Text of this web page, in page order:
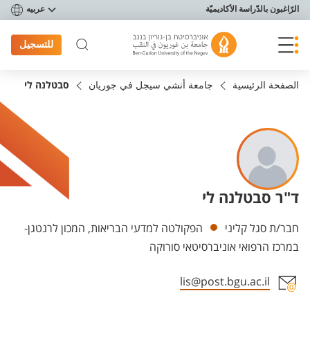
תפריט נגישות
الرّاغبون بالدّراسة الأكاديميّة عربيه
للتسجيل
الصفحة الرئيسية جامعة أنشي سيجل في جوريان סבטלנה לי
ד"ר סבטלנה לי
Departments
חבר/ת סגל קליני
הפקולטה למדעי הבריאות, המכון לרנטגן-
במרכז הרפואי אוניברסיטאי סורוקה
lis@post.bgu.ac.il